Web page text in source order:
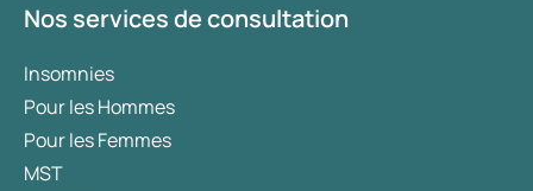
Nos services de consultation
Insomnies
Pour les Hommes
Pour les Femmes
MST